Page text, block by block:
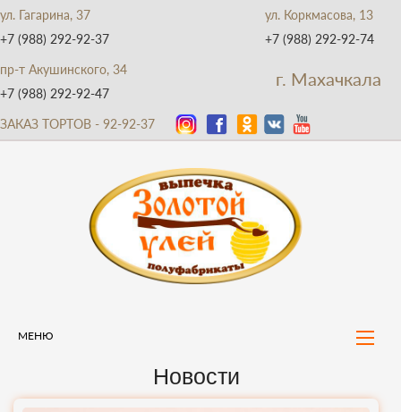
ул. Гагарина, 37
+7 (988) 292-92-37
ул. Коркмасова, 13
+7 (988) 292-92-74
пр-т Акушинского, 34
+7 (988) 292-92-47
г. Махачкала
ЗАКАЗ ТОРТОВ - 92-92-37
МЕНЮ
Новости